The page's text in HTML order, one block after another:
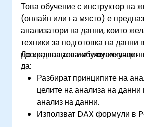
Това обучение с инструктор на
(онлайн или на място) е
анализатори на данни, които
техники за подготовка на данни
последващата им визуализация
До края на това обучение
да:
Разбират принципите на
целите на анализа на данни
анализ на данни.
Използват DAX формули в